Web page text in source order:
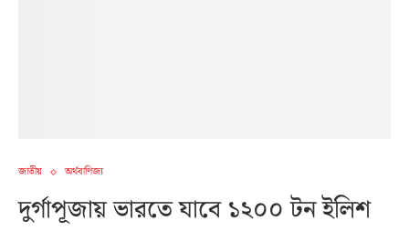
জাতীয় অর্থবাণিজ্য
দুর্গাপূজায় ভারতে যাবে ১২০০ টন ইলিশ